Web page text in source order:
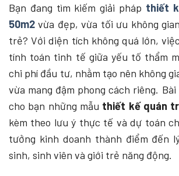
Bạn đang tìm kiếm giải pháp thiết
50m2 vừa đẹp, vừa tối ưu không
trẻ? Với diện tích không quá lớn,
tính toán tinh tế giữa yếu tố thẩm
chi phí đầu tư, nhằm tạo nên không
vừa mang đậm phong cách riêng.
cho bạn những mẫu thiết kế quán
kèm theo lưu ý thực tế và dự toán
tưởng kinh doanh thành điểm đến
sinh, sinh viên và giới trẻ năng động.